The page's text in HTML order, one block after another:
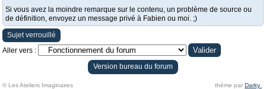
Si vous avez la moindre remarque sur le contenu, un problème de source ou
de définition, envoyez un message privé à Fabien ou moi. ;)
Sujet verrouillé
Aller vers :
Version bureau du forum
© Les Ateliers Imaginaires thème par Darky